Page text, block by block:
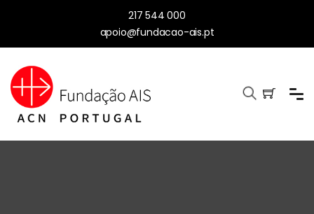
217 544 000
apoio@fundacao-ais.pt